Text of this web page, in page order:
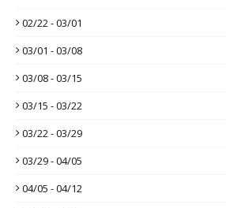
02/22 - 03/01
03/01 - 03/08
03/08 - 03/15
03/15 - 03/22
03/22 - 03/29
03/29 - 04/05
04/05 - 04/12